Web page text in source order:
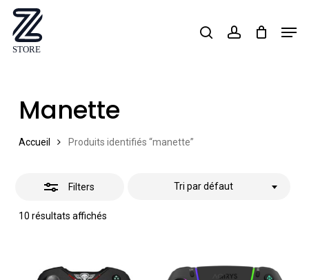
Skip
main
searchaccount
Manette
Accueil Produits identifiés “manette”
Filters
10 résultats affichés
Tri par défaut
Close